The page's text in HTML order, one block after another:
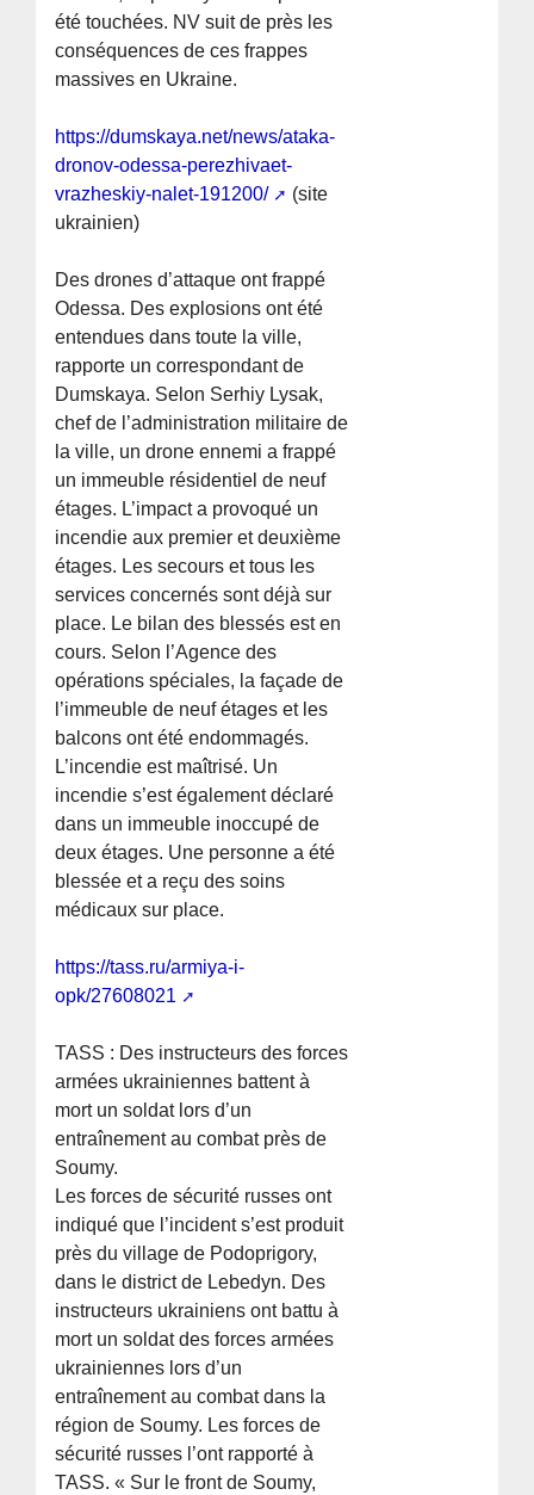
été touchées. NV suit de près les
conséquences de ces frappes
massives en Ukraine.
https://dumskaya.net/news/ataka-
dronov-odessa-perezhivaet-
vrazheskiy-nalet-191200/
(site
ukrainien)
Des drones d’attaque ont frappé
Odessa. Des explosions ont été
entendues dans toute la ville,
rapporte un correspondant de
Dumskaya. Selon Serhiy Lysak,
chef de l’administration militaire de
la ville, un drone ennemi a frappé
un immeuble résidentiel de neuf
étages. L’impact a provoqué un
incendie aux premier et deuxième
étages. Les secours et tous les
services concernés sont déjà sur
place. Le bilan des blessés est en
cours. Selon l’Agence des
opérations spéciales, la façade de
l’immeuble de neuf étages et les
balcons ont été endommagés.
L’incendie est maîtrisé. Un
incendie s’est également déclaré
dans un immeuble inoccupé de
deux étages. Une personne a été
blessée et a reçu des soins
médicaux sur place.
https://tass.ru/armiya-i-
opk/27608021
TASS : Des instructeurs des forces
armées ukrainiennes battent à
mort un soldat lors d’un
entraînement au combat près de
Soumy.
Les forces de sécurité russes ont
indiqué que l’incident s’est produit
près du village de Podoprigory,
dans le district de Lebedyn. Des
instructeurs ukrainiens ont battu à
mort un soldat des forces armées
ukrainiennes lors d’un
entraînement au combat dans la
région de Soumy. Les forces de
sécurité russes l’ont rapporté à
TASS. « Sur le front de Soumy,